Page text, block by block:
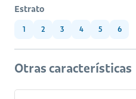
Estrato
1 2 3 4 5 6
Otras características